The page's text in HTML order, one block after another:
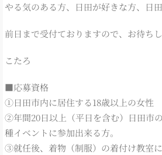
やる気のある方、日田が好きな方、日
前日まで受付ておりますので、お待ちし
こたろ
■応募資格
①日田市内に居住する18歳以上の女性
②年間20日以上（平日を含む）日田市
種イベントに参加出来る方。
③就任後、着物（制服）の着付け教室に